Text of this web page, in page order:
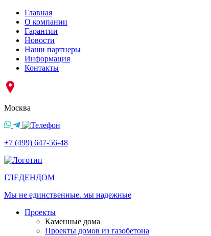
Главная
О компании
Гарантии
Новости
Наши партнеры
Информация
Контакты
Москва
+7 (499) 647-56-48
ГЛЕДЕНДОМ
Мы не единственные. мы надежные
Проекты
Каменные дома
Проекты домов из газобетона